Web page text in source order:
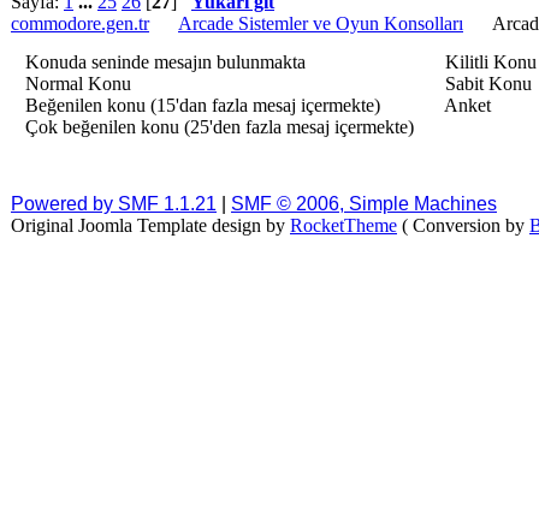
commodore.gen.tr
Arcade Sistemler ve Oyun Konsolları
Konuda seninde mesajın bulunmakta
Normal Konu
Beğenilen konu (15'dan fazla mesaj içermekte)
Çok beğenilen konu (25'den fazla mesaj içermekte)
Kilitli Konu
Sabit Konu
Anket
Powered by SMF 1.1.21
SMF © 2006, Simple Machines
Original Joomla Template design by RocketTheme ( Conversion by